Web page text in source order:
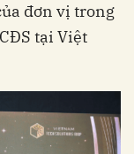
đơn vị trong
tại Việt